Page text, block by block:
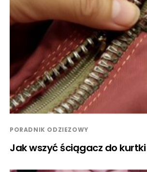
PORADNIK ODZIEZOWY
Jak wszyć ściągacz do kurtki